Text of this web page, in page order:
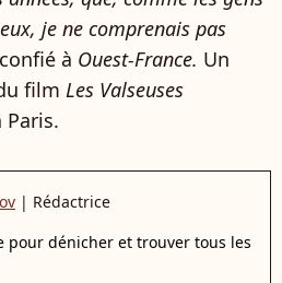
je ne comprenais pas
à Ouest-France. Un
film Les Valseuses
Paris.
| Rédactrice
pour dénicher et trouver tous les